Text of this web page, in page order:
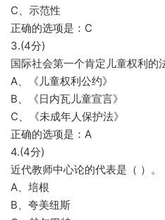
C、示范性
正确的选项是：C
3.(4分)
国际社会第一个肯定儿童权利的
A、《儿童权利公约》
B、《日内瓦儿童宣言》
C、《未成年人保护法》
正确的选项是：A
4.(4分)
近代教师中心论的代表是（ ）。
A、培根
B、夸美纽斯